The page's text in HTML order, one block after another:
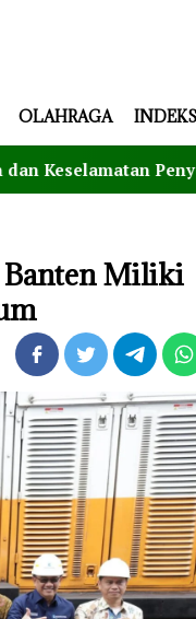
OLAHRAGA INDEKS
Jasa
Banten Miliki